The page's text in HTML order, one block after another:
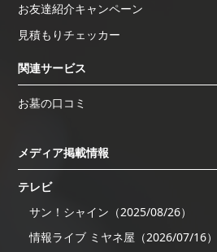
お友達紹介キャンペーン
見積もりチェッカー
関連サービス
お墓の口コミ
メディア掲載情報
テレビ
サン！シャイン（2025/08/26）
情報ライブ ミヤネ屋（2026/07/16）